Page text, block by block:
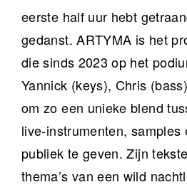
eerste half uur hebt
gedanst. ARTYMA is het
die sinds 2023 op het
Yannick (keys), Chris
om zo een unieke blend
live-instrumenten, samples
publiek te geven. Zijn
thema’s van een wild